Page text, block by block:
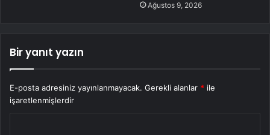
Ağustos 9, 2026
Bir yanıt yazın
E-posta adresiniz yayınlanmayacak. Gerekli alanlar * ile
işaretlenmişlerdir